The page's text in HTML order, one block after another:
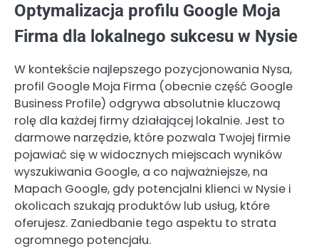
Optymalizacja profilu Google Moja
Firma dla lokalnego sukcesu w Nysie
W kontekście najlepszego pozycjonowania Nysa,
profil Google Moja Firma (obecnie część Google
Business Profile) odgrywa absolutnie kluczową
rolę dla każdej firmy działającej lokalnie. Jest to
darmowe narzędzie, które pozwala Twojej firmie
pojawiać się w widocznych miejscach wyników
wyszukiwania Google, a co najważniejsze, na
Mapach Google, gdy potencjalni klienci w Nysie i
okolicach szukają produktów lub usług, które
oferujesz. Zaniedbanie tego aspektu to strata
ogromnego potencjału.